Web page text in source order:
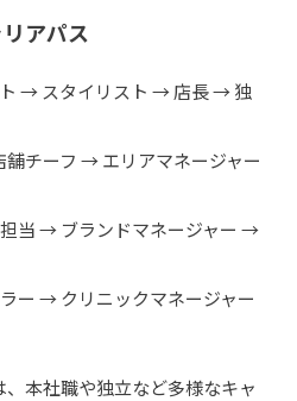
アパス
ト → スタイリスト → 店長 → 独
舗チーフ → エリアマネージャー
担当 → ブランドマネージャー →
ー → クリニックマネージャー
本社職や独立など多様なキャ